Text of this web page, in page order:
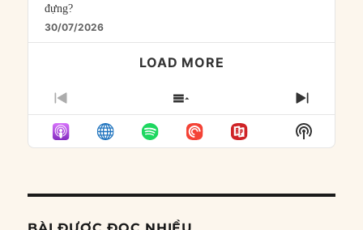
đựng?
30/07/2026
LOAD MORE
PREVIOUS
EPISODE
SHOW
EPISODES
LIST
NEXT
Show
Podcast